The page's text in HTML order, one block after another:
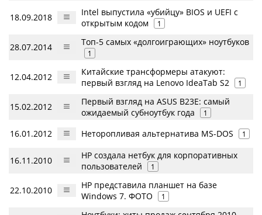
18.09.2018
Intel выпустила «убийцу» BIOS и UEFI с
открытым кодом
1
28.07.2014 Топ-5 самых «долгоиграющих» ноутбуков
1
12.04.2012
Китайские трансформеры атакуют:
первый взгляд на Lenovo IdeaTab S2
1
15.02.2012
Первый взгляд на ASUS B23E: самый
ожидаемый субноутбук года
1
16.01.2012 Неторопливая альтернатива MS-DOS 1
16.11.2010
HP создала нетбук для корпоративных
пользователей
1
22.10.2010
HP представила планшет на базе
Windows 7. ФОТО
1